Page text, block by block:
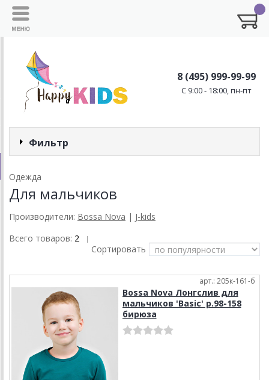
8 (495) 999-99-99
C 9:00 - 18:00, пн-пт
Фильтр
Одежда
Для мальчиков
Производители: Bossa Nova | J-kids
Всего товаров: 2 |
Сортировать
арт.: 205к-161-б
Bossa Nova Лонгслив для
мальчиков 'Basic' р.98-158
бирюза